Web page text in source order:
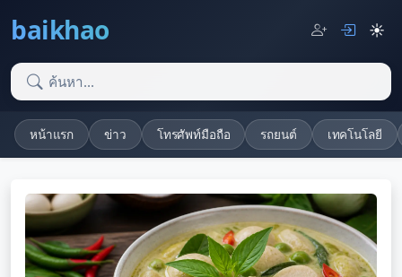
baikhao ☀️
หน้าแรก ข่าว โทรศัพท์มือถือ รถยนต์ เทคโนโลยี